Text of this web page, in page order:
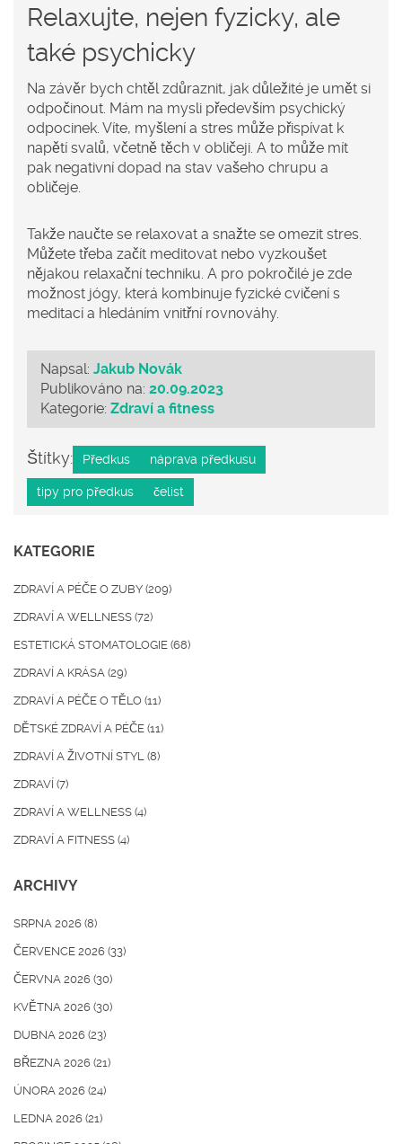
Relaxujte, nejen fyzicky, ale
také psychicky
Na závěr bych chtěl zdůraznit, jak důležité je umět si
odpočinout. Mám na mysli především psychický
odpocinek. Víte, myšlení a stres může přispívat k
napětí svalů, včetně těch v obličeji. A to může mít
pak negativní dopad na stav vašeho chrupu a
obličeje.
Takže naučte se relaxovat a snažte se omezit stres.
Můžete třeba začít meditovat nebo vyzkoušet
nějakou relaxační techniku. A pro pokročilé je zde
možnost jógy, která kombinuje fyzické cvičení s
meditací a hledáním vnitřní rovnováhy.
Napsal: Jakub Novák
Publikováno na: 20.09.2023
Kategorie: Zdraví a fitness
Štítky: Předkus náprava předkusu
tipy pro předkus čelist
KATEGORIE
ZDRAVÍ A PÉČE O ZUBY (209)
ZDRAVÍ A WELLNESS (72)
ESTETICKÁ STOMATOLOGIE (68)
ZDRAVÍ A KRÁSA (29)
ZDRAVÍ A PÉČE O TĚLO (11)
DĚTSKÉ ZDRAVÍ A PÉČE (11)
ZDRAVÍ A ŽIVOTNÍ STYL (8)
ZDRAVÍ (7)
ZDRAVÍ A WELLNESS (4)
ZDRAVÍ A FITNESS (4)
ARCHIVY
SRPNA 2026 (8)
ČERVENCE 2026 (33)
ČERVNA 2026 (30)
KVĚTNA 2026 (30)
DUBNA 2026 (23)
BŘEZNA 2026 (21)
ÚNORA 2026 (24)
LEDNA 2026 (21)